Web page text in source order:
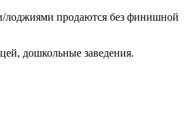
лоджиями продаются без финишной
дошкольные заведения.